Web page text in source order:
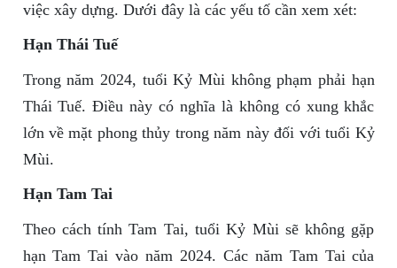
việc xây dựng. Dưới đây là các yếu tố cần xem xét:
Hạn Thái Tuế
Trong năm 2024, tuổi Kỷ Mùi không phạm phải hạn
Thái Tuế. Điều này có nghĩa là không có xung khắc
lớn về mặt phong thủy trong năm này đối với tuổi Kỷ
Mùi.
Hạn Tam Tai
Theo cách tính Tam Tai, tuổi Kỷ Mùi sẽ không gặp
hạn Tam Tai vào năm 2024. Các năm Tam Tai của